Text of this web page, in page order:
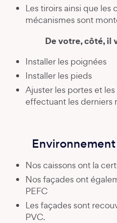
Les tiroirs ainsi que les
mécanismes sont
De votre, côté, il
Installer les poignées
Installer les pieds
Ajuster les portes et
effectuant les derniers
Nos caissons ont la
Nos façades ont
PEFC
Les façades sont
PVC.